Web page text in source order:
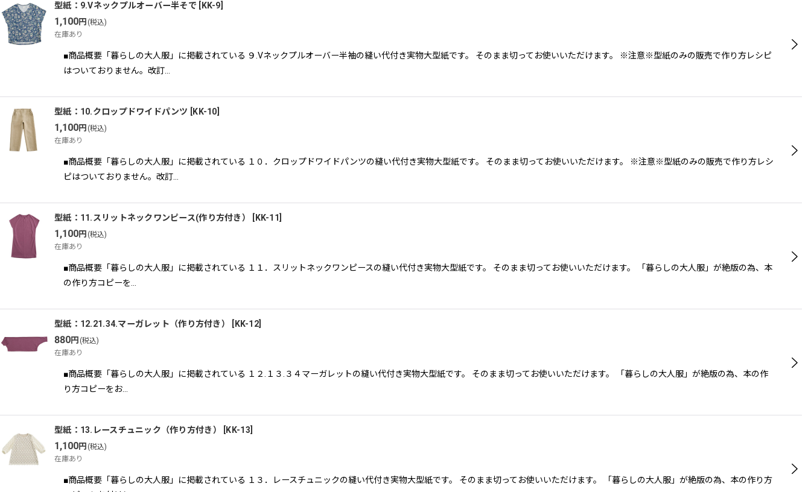
型紙：9.Vネックプルオーバー半そで KK-9
1,100円 (税込)
在庫あり
■商品概要「暮らしの大人服」に掲載されている ９.Vネックプルオーバー半袖の縫い代付き実物大型紙です。 そのまま切ってお使いいただけます。 ※注意※型紙のみの販売で作り方レシピ
はついておりません。改訂…
型紙：10.クロップドワイドパンツ KK-10
1,100円 (税込)
在庫あり
■商品概要「暮らしの大人服」に掲載されている １０．クロップドワイドパンツの縫い代付き実物大型紙です。 そのまま切ってお使いいただけます。 ※注意※型紙のみの販売で作り方レシ
ピはついておりません。改訂…
型紙：11.スリットネックワンピース(作り方付き） KK-11
1,100円 (税込)
在庫あり
■商品概要「暮らしの大人服」に掲載されている １１．スリットネックワンピースの縫い代付き実物大型紙です。 そのまま切ってお使いいただけます。 「暮らしの大人服」が絶版の為、本
の作り方コピーを…
型紙：12.21.34.マーガレット（作り方付き） KK-12
880円 (税込)
在庫あり
■商品概要「暮らしの大人服」に掲載されている １２.１３.３４マーガレットの縫い代付き実物大型紙です。 そのまま切ってお使いいただけます。 「暮らしの大人服」が絶版の為、本の作
り方コピーをお…
型紙：13.レースチュニック（作り方付き） KK-13
1,100円 (税込)
在庫あり
■商品概要「暮らしの大人服」に掲載されている １３．レースチュニックの縫い代付き実物大型紙です。 そのまま切ってお使いいただけます。 「暮らしの大人服」が絶版の為、本の作り方